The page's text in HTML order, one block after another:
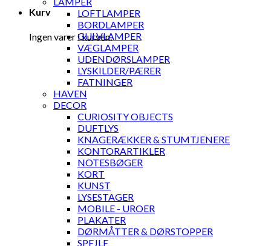
Kurv
Ingen varer i kurven.
LOFTLAMPER
BORDLAMPER
GULVLAMPER
VÆGLAMPER
UDENDØRSLAMPER
LYSKILDER/PÆRER
FATNINGER
HAVEN
DECOR
CURIOSITY OBJECTS
DUFTLYS
KNAGERÆKKER & STUMTJENERE
KONTORARTIKLER
NOTESBØGER
KORT
KUNST
LYSESTAGER
MOBILE - UROER
PLAKATER
DØRMÅTTER & DØRSTOPPER
SPEJLE